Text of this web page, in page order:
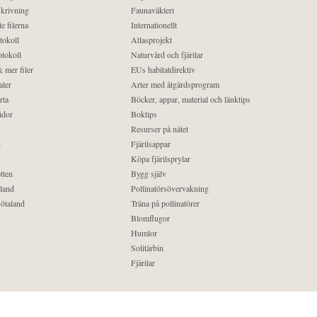
filerna
mer filer
Faunaväkteri
Internationellt
Atlasprojekt
Naturvård och fjärilar
EUs habitatdirektiv
Arter med åtgärdsprogram
Böcker, appar, material och länktips
Boktips
Resurser på nätet
Fjärilsappar
Köpa fjärilsprylar
Bygg själv
Pollinatörsövervakning
Träna på pollinatörer
Blomflugor
Humlor
Solitärbin
Fjärilar